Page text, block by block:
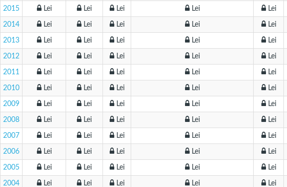
2015 Lei Lei Lei Lei Lei
2014 Lei Lei Lei Lei Lei
2013 Lei Lei Lei Lei Lei
2012 Lei Lei Lei Lei Lei
2011 Lei Lei Lei Lei Lei
2010 Lei Lei Lei Lei Lei
2009 Lei Lei Lei Lei Lei
2008 Lei Lei Lei Lei Lei
2007 Lei Lei Lei Lei Lei
2006 Lei Lei Lei Lei Lei
2005 Lei Lei Lei Lei Lei
2004 Lei Lei Lei Lei Lei